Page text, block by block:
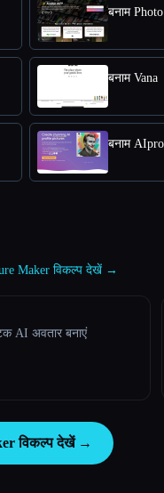
बनाम
बनाम Vana
बनाम
Maker विकल्प देखें →
AI अवतार बनाएं
विकल्प देखें →